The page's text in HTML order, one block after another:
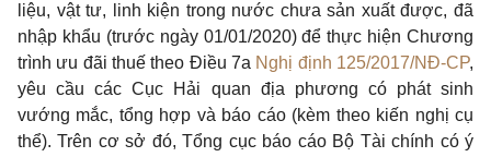
liệu, vật tư, linh kiện trong nước chưa sản xuất được, đã
nhập khẩu (trước ngày 01/01/2020) để thực hiện Chương
trình ưu đãi thuế theo Điều 7a Nghị định 125/2017/NĐ-CP,
yêu cầu các Cục Hải quan địa phương có phát sinh
vướng mắc, tổng hợp và báo cáo (kèm theo kiến nghị cụ
thể). Trên cơ sở đó, Tổng cục báo cáo Bộ Tài chính có ý